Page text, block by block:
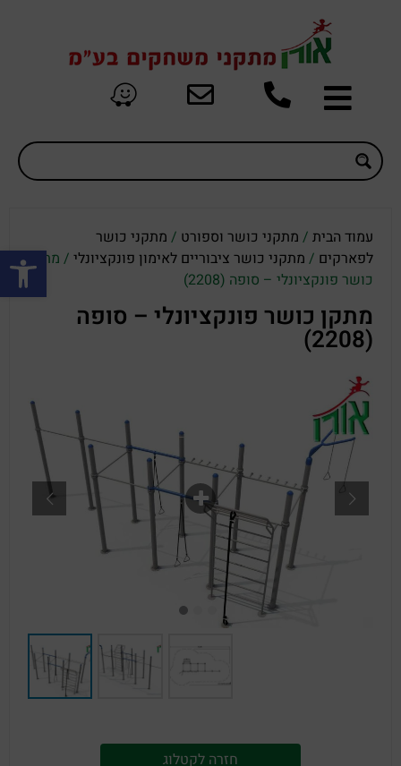
פתח
עמוד הבית / מתקני כושר וספורט / מתקני כושר
לפארקים / מתקני כושר ציבוריים לאימון פונקציונלי / מתקן
כושר פונקציונלי – סופה (2208)
מתקן כושר פונקציונלי – סופה
(2208)
חזרה לקטלוג